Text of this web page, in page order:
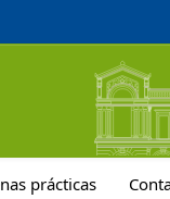
prácticas